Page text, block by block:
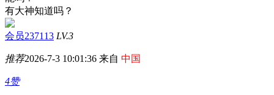
有大神知道吗？
会员237113 LV.3
推荐2026-7-3 10:01:36 来自 中国
4赞